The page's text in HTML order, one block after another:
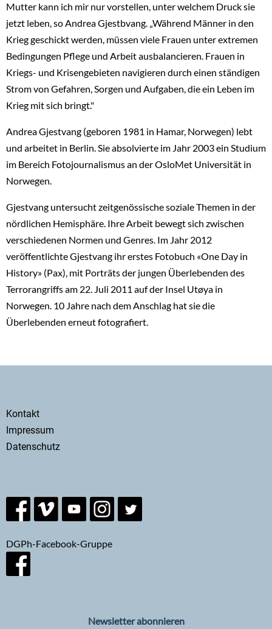
Mutter kann ich mir nur vorstellen, unter welchem Druck sie
jetzt leben, so Andrea Gjestbvang. „Während Männer in den
Krieg geschickt werden, müssen viele Frauen unter extremen
Bedingungen Pflege und Arbeit ausbalancieren. Frauen in
Kriegs- und Krisengebieten navigieren durch einen ständigen
Strom von Gefahren, Sorgen und Aufgaben, die ein Leben im
Krieg mit sich bringt."
Andrea Gjestvang (geboren 1981 in Hamar, Norwegen) lebt
und arbeitet in Berlin. Sie absolvierte im Jahr 2003 ein Studium
im Bereich Fotojournalismus an der OsloMet Universität in
Norwegen.
Gjestvang untersucht zeitgenössische soziale Themen in der
nördlichen Hemisphäre. Ihre Arbeit bewegt sich zwischen
verschiedenen Normen und Genres. Im Jahr 2012
veröffentlichte Gjestvang ihr erstes Fotobuch «One Day in
History» (Pax), mit Porträts der jungen Überlebenden des
Terrorangriffs am 22. Juli 2011 auf der Insel Utøya in
Norwegen. 10 Jahre nach dem Anschlag hat sie die
Überlebenden erneut fotografiert.
Secondary
menu
Kontakt
Impressum
Datenschutz
DGPh-Facebook-Gruppe
Newsletter abonnieren